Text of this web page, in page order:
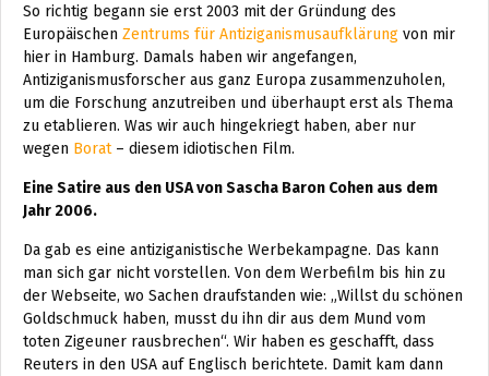
So richtig begann sie erst 2003 mit der Gründung des
Europäischen Zentrums für Antiziganismusaufklärung von mir
hier in Hamburg. Damals haben wir angefangen,
Antiziganismusforscher aus ganz Europa zusammenzuholen,
um die Forschung anzutreiben und überhaupt erst als Thema
zu etablieren. Was wir auch hingekriegt haben, aber nur
wegen Borat– diesem idiotischen Film.
Eine Satire aus den USA von Sascha Baron Cohen aus dem
Jahr 2006.
Da gab es eine antiziganistische Werbekampagne. Das kann
man sich gar nicht vorstellen. Von dem Werbefilm bis hin zu
der Webseite, wo Sachen draufstanden wie: „Willst du schönen
Goldschmuck haben, musst du ihn dir aus dem Mund vom
toten Zigeuner rausbrechen“. Wir haben es geschafft, dass
Reuters in den USA auf Englisch berichtete. Damit kam dann